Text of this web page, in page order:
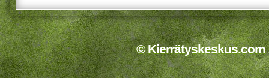
© Kierrätyskeskus.com